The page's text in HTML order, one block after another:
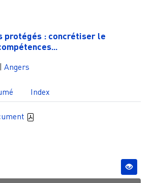
protégés : concrétiser le
| Angers
Index